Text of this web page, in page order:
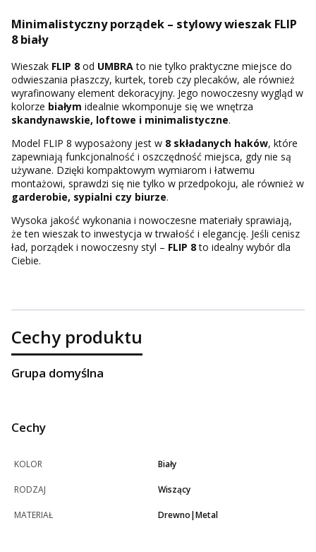
Minimalistyczny porządek – stylowy wieszak FLIP
8 biały
Wieszak FLIP 8 od UMBRAto nie tylko praktyczne miejsce do
odwieszania płaszczy, kurtek, toreb czy plecaków, ale również
wyrafinowany element dekoracyjny. Jego nowoczesny wygląd w
kolorze białym idealnie wkomponuje się we wnętrza
skandynawskie, loftowe i minimalistyczne.
Model FLIP 8 wyposażony jest w 8 składanych haków, które
zapewniają funkcjonalność i oszczędność miejsca, gdy nie są
używane. Dzięki kompaktowym wymiarom i łatwemu
montażowi, sprawdzi się nie tylko w przedpokoju, ale również w
garderobie, sypialni czy biurze.
Wysoka jakość wykonania i nowoczesne materiały sprawiają,
że ten wieszak to inwestycja w trwałość i elegancję. Jeśli cenisz
ład, porządek i nowoczesny styl – FLIP 8to idealny wybór dla
Ciebie.
Cechy produktu
Grupa domyślna
Cechy
KOLOR Biały
RODZAJ Wiszący
MATERIAŁ Drewno|Metal